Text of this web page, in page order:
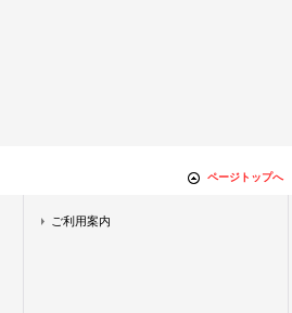
ページトップへ
ご利用案内